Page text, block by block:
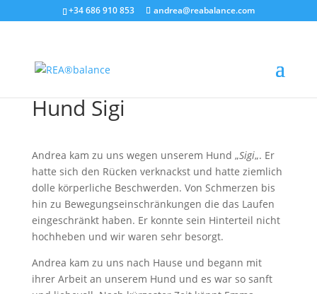
+34 686 910 853 andrea@reabalance.com
Hund Sigi
Andrea kam zu uns wegen unserem Hund „Sigi„. Er
hatte sich den Rücken verknackst und hatte ziemlich
dolle körperliche Beschwerden. Von Schmerzen bis
hin zu Bewegungseinschränkungen die das Laufen
eingeschränkt haben. Er konnte sein Hinterteil nicht
hochheben und wir waren sehr besorgt.
Andrea kam zu uns nach Hause und begann mit
ihrer Arbeit an unserem Hund und es war so sanft